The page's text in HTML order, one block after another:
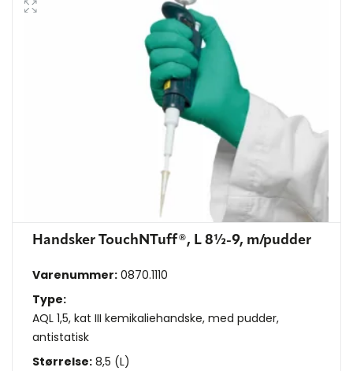
Handsker TouchNTuff®, L 8½-9, m/pudder
Varenummer: 0870.1110
Type:
AQL 1,5, kat III kemikaliehandske, med pudder,
antistatisk
Størrelse: 8,5 (L)